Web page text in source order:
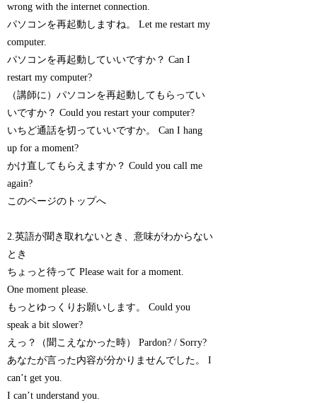
wrong with the internet connection.
パソコンを再起動しますね。 Let me restart my
computer.
パソコンを再起動していいですか？ Can I
restart my computer?
（講師に）パソコンを再起動してもらってい
いですか？ Could you restart your computer?
いちど通話を切っていいですか。 Can I hang
up for a moment?
かけ直してもらえますか？ Could you call me
again?
このページのトップへ
2.英語が聞き取れないとき、意味がわからない
とき
ちょっと待って Please wait for a moment.
One moment please.
もっとゆっくりお願いします。 Could you
speak a bit slower?
えっ？（聞こえなかった時） Pardon? / Sorry?
あなたが言った内容が分かりませんでした。 I
can’t get you.
I can’t understand you.